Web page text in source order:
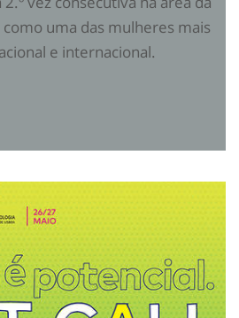
uma das mulheres mais
e internacional.